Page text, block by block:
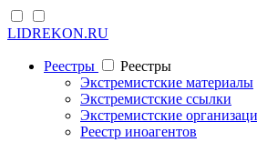
LIDREKON.RU
Реестры
Реестры
Экстремистские материалы
Экстремистские ссылки
Экстремистские
Реестр иноагентов